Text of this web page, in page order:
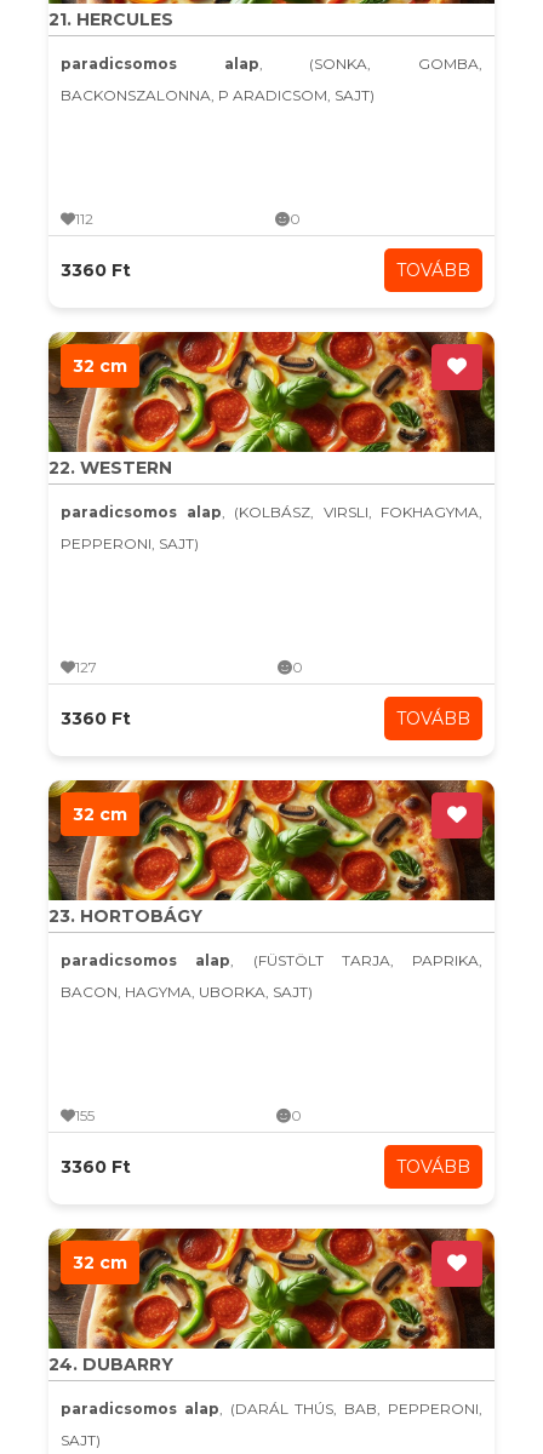
21. HERCULES
paradicsomos alap, (SONKA, GOMBA,
BACKONSZALONNA, P ARADICSOM, SAJT)
112 0
3360 Ft TOVÁBB
32 cm
22. WESTERN
paradicsomos alap, (KOLBÁSZ, VIRSLI, FOKHAGYMA,
PEPPERONI, SAJT)
127 0
3360 Ft TOVÁBB
32 cm
23. HORTOBÁGY
paradicsomos alap, (FÜSTÖLT TARJA, PAPRIKA,
BACON, HAGYMA, UBORKA, SAJT)
155 0
3360 Ft TOVÁBB
32 cm
24. DUBARRY
paradicsomos alap, (DARÁL THÚS, BAB, PEPPERONI,
SAJT)